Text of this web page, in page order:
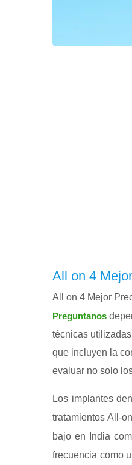
All on 4
All on 4 Mejor
Preguntanos
técnicas
que incluyen la
evaluar no solo
Los implantes
tratamientos All-
bajo en India
frecuencia como